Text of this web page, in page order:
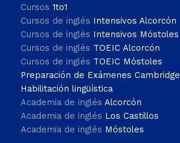
Cursos 1to1
Cursos de inglés Intensivos Alcorcón
Cursos de inglés Intensivos Móstoles
Cursos de inglés TOEIC Alcorcón
Cursos de inglés TOEIC Móstoles
Preparación de Exámenes Cambridge
Habilitación lingüística
Academia de inglés Alcorcón
Academia de inglés Los Castillos
Academia de inglés Móstoles